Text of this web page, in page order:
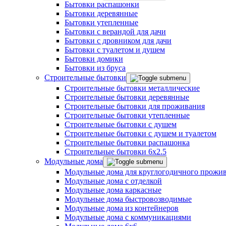
Бытовки распашонки
Бытовки деревянные
Бытовки утепленные
Бытовки с верандой для дачи
Бытовки с дровником для дачи
Бытовки с туалетом и душем
Бытовки домики
Бытовки из бруса
Строительные бытовки
Строительные бытовки металлические
Строительные бытовки деревянные
Строительные бытовки для проживания
Строительные бытовки утепленные
Строительные бытовки с душем
Строительные бытовки с душем и туалетом
Строительные бытовки распашонка
Строительные бытовки 6x2.5
Модульные дома
Модульные дома для круглогодичного
Модульные дома с отделкой
Модульные дома каркасные
Модульные дома быстровозводимые
Модульные дома из контейнеров
Модульные дома с коммуникациями